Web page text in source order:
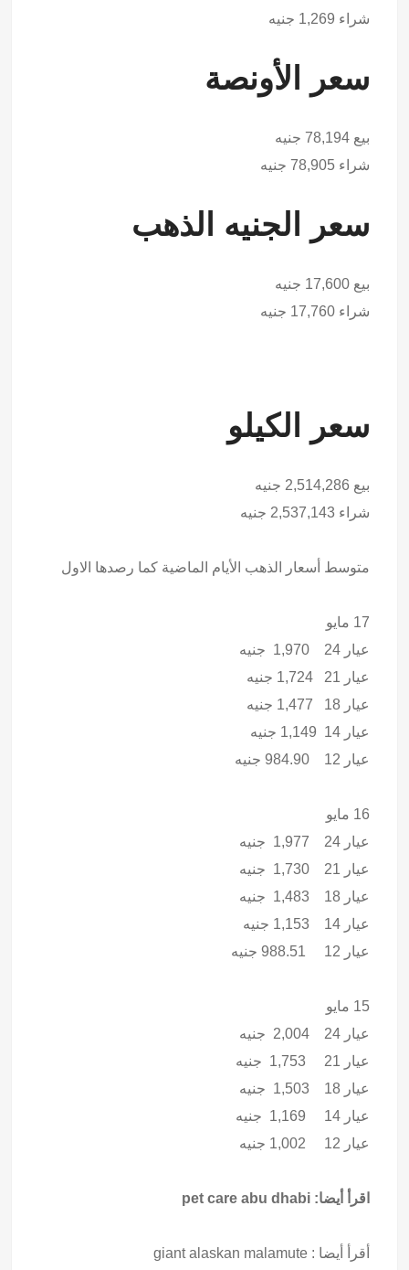
شراء 1,269 جنيه
سعر الأونصة
بيع 78,194 جنيه
شراء 78,905 جنيه
سعر الجنيه الذهب
بيع 17,600 جنيه
شراء 17,760 جنيه
سعر الكيلو
بيع 2,514,286 جنيه
شراء 2,537,143 جنيه
متوسط أسعار الذهب الأيام الماضية كما رصدها الاول
17 مايو
عيار 24 1,970 جنيه
عيار 21 1,724 جنيه
عيار 18 1,477 جنيه
عيار 14 1,149 جنيه
عيار 12 984.90 جنيه
16 مايو
عيار 24 1,977 جنيه
عيار 21 1,730 جنيه
عيار 18 1,483 جنيه
عيار 14 1,153 جنيه
عيار 12 988.51 جنيه
15 مايو
عيار 24 2,004 جنيه
عيار 21 1,753 جنيه
عيار 18 1,503 جنيه
عيار 14 1,169 جنيه
عيار 12 1,002 جنيه
اقرأ أيضا: pet care abu dhabi
أقرأ أيضا : giant alaskan malamute